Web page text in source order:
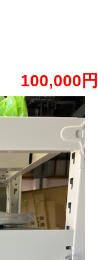
100,000円